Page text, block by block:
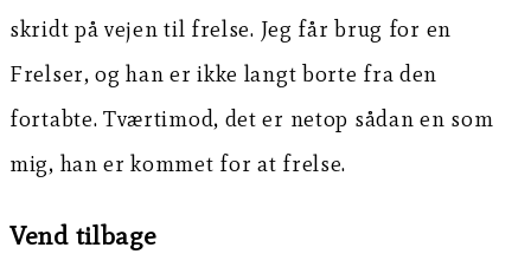
skridt på vejen til frelse. Jeg får brug for en
Frelser, og han er ikke langt borte fra den
fortabte. Tværtimod, det er netop sådan en som
mig, han er kommet for at frelse.
Vend tilbage